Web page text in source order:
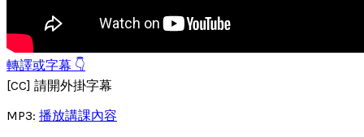
轉譯或字幕 👇
[CC] 請開外掛字幕
MP3: 播放講課內容